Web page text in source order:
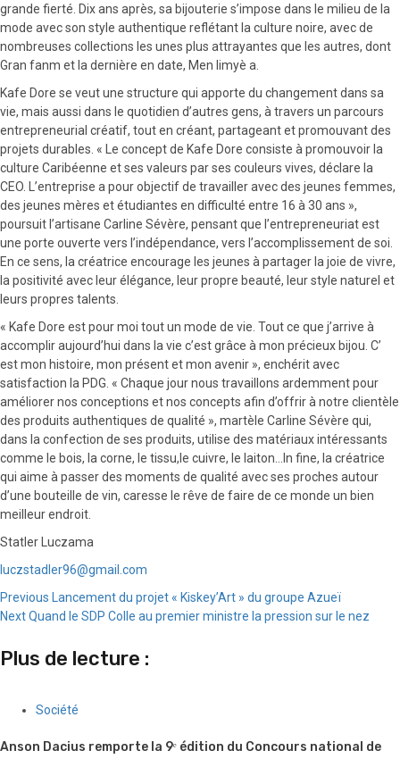
grande fierté. Dix ans après, sa bijouterie s’impose dans le milieu de la
mode avec son style authentique reflétant la culture noire, avec de
nombreuses collections les unes plus attrayantes que les autres, dont
Gran fanm et la dernière en date, Men limyè a.
Kafe Dore se veut une structure qui apporte du changement dans sa
vie, mais aussi dans le quotidien d’autres gens, à travers un parcours
entrepreneurial créatif, tout en créant, partageant et promouvant des
projets durables. « Le concept de Kafe Dore consiste à promouvoir la
culture Caribéenne et ses valeurs par ses couleurs vives, déclare la
CEO. L’entreprise a pour objectif de travailler avec des jeunes femmes,
des jeunes mères et étudiantes en difficulté entre 16 à 30 ans »,
poursuit l’artisane Carline Sévère, pensant que l’entrepreneuriat est
une porte ouverte vers l’indépendance, vers l’accomplissement de soi.
En ce sens, la créatrice encourage les jeunes à partager la joie de vivre,
la positivité avec leur élégance, leur propre beauté, leur style naturel et
leurs propres talents.
« Kafe Dore est pour moi tout un mode de vie. Tout ce que j’arrive à
accomplir aujourd’hui dans la vie c’est grâce à mon précieux bijou. C’
est mon histoire, mon présent et mon avenir », enchérit avec
satisfaction la PDG. « Chaque jour nous travaillons ardemment pour
améliorer nos conceptions et nos concepts afin d’offrir à notre clientèle
des produits authentiques de qualité », martèle Carline Sévère qui,
dans la confection de ses produits, utilise des matériaux intéressants
comme le bois, la corne, le tissu,le cuivre, le laiton…In fine, la créatrice
qui aime à passer des moments de qualité avec ses proches autour
d’une bouteille de vin, caresse le rêve de faire de ce monde un bien
meilleur endroit.
Statler Luczama
luczstadler96@gmail.com
Continue
Reading
Previous Lancement du projet « Kiskey’Art » du groupe Azueï
NextQuand le SDP Colle au premier ministre la pression sur le nez
Plus de lecture :
Société
Anson Dacius remporte la 9ᵉ édition du Concours national de